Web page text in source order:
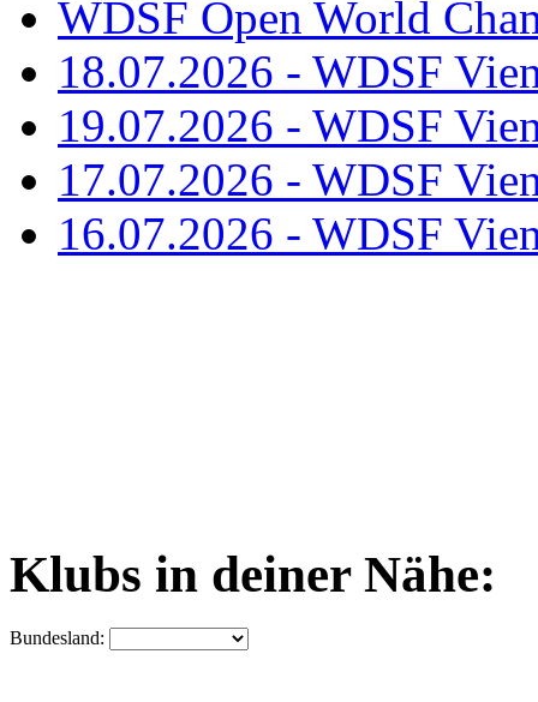
WDSF Open World
18.07.2026 - WDSF
19.07.2026 - WDSF
17.07.2026 - WDSF
16.07.2026 - WDSF
Klubs in deiner Nähe:
Bundesland: